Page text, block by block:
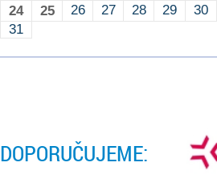
24
25 26 27 28 29
30
31
DOPORUČUJEME: